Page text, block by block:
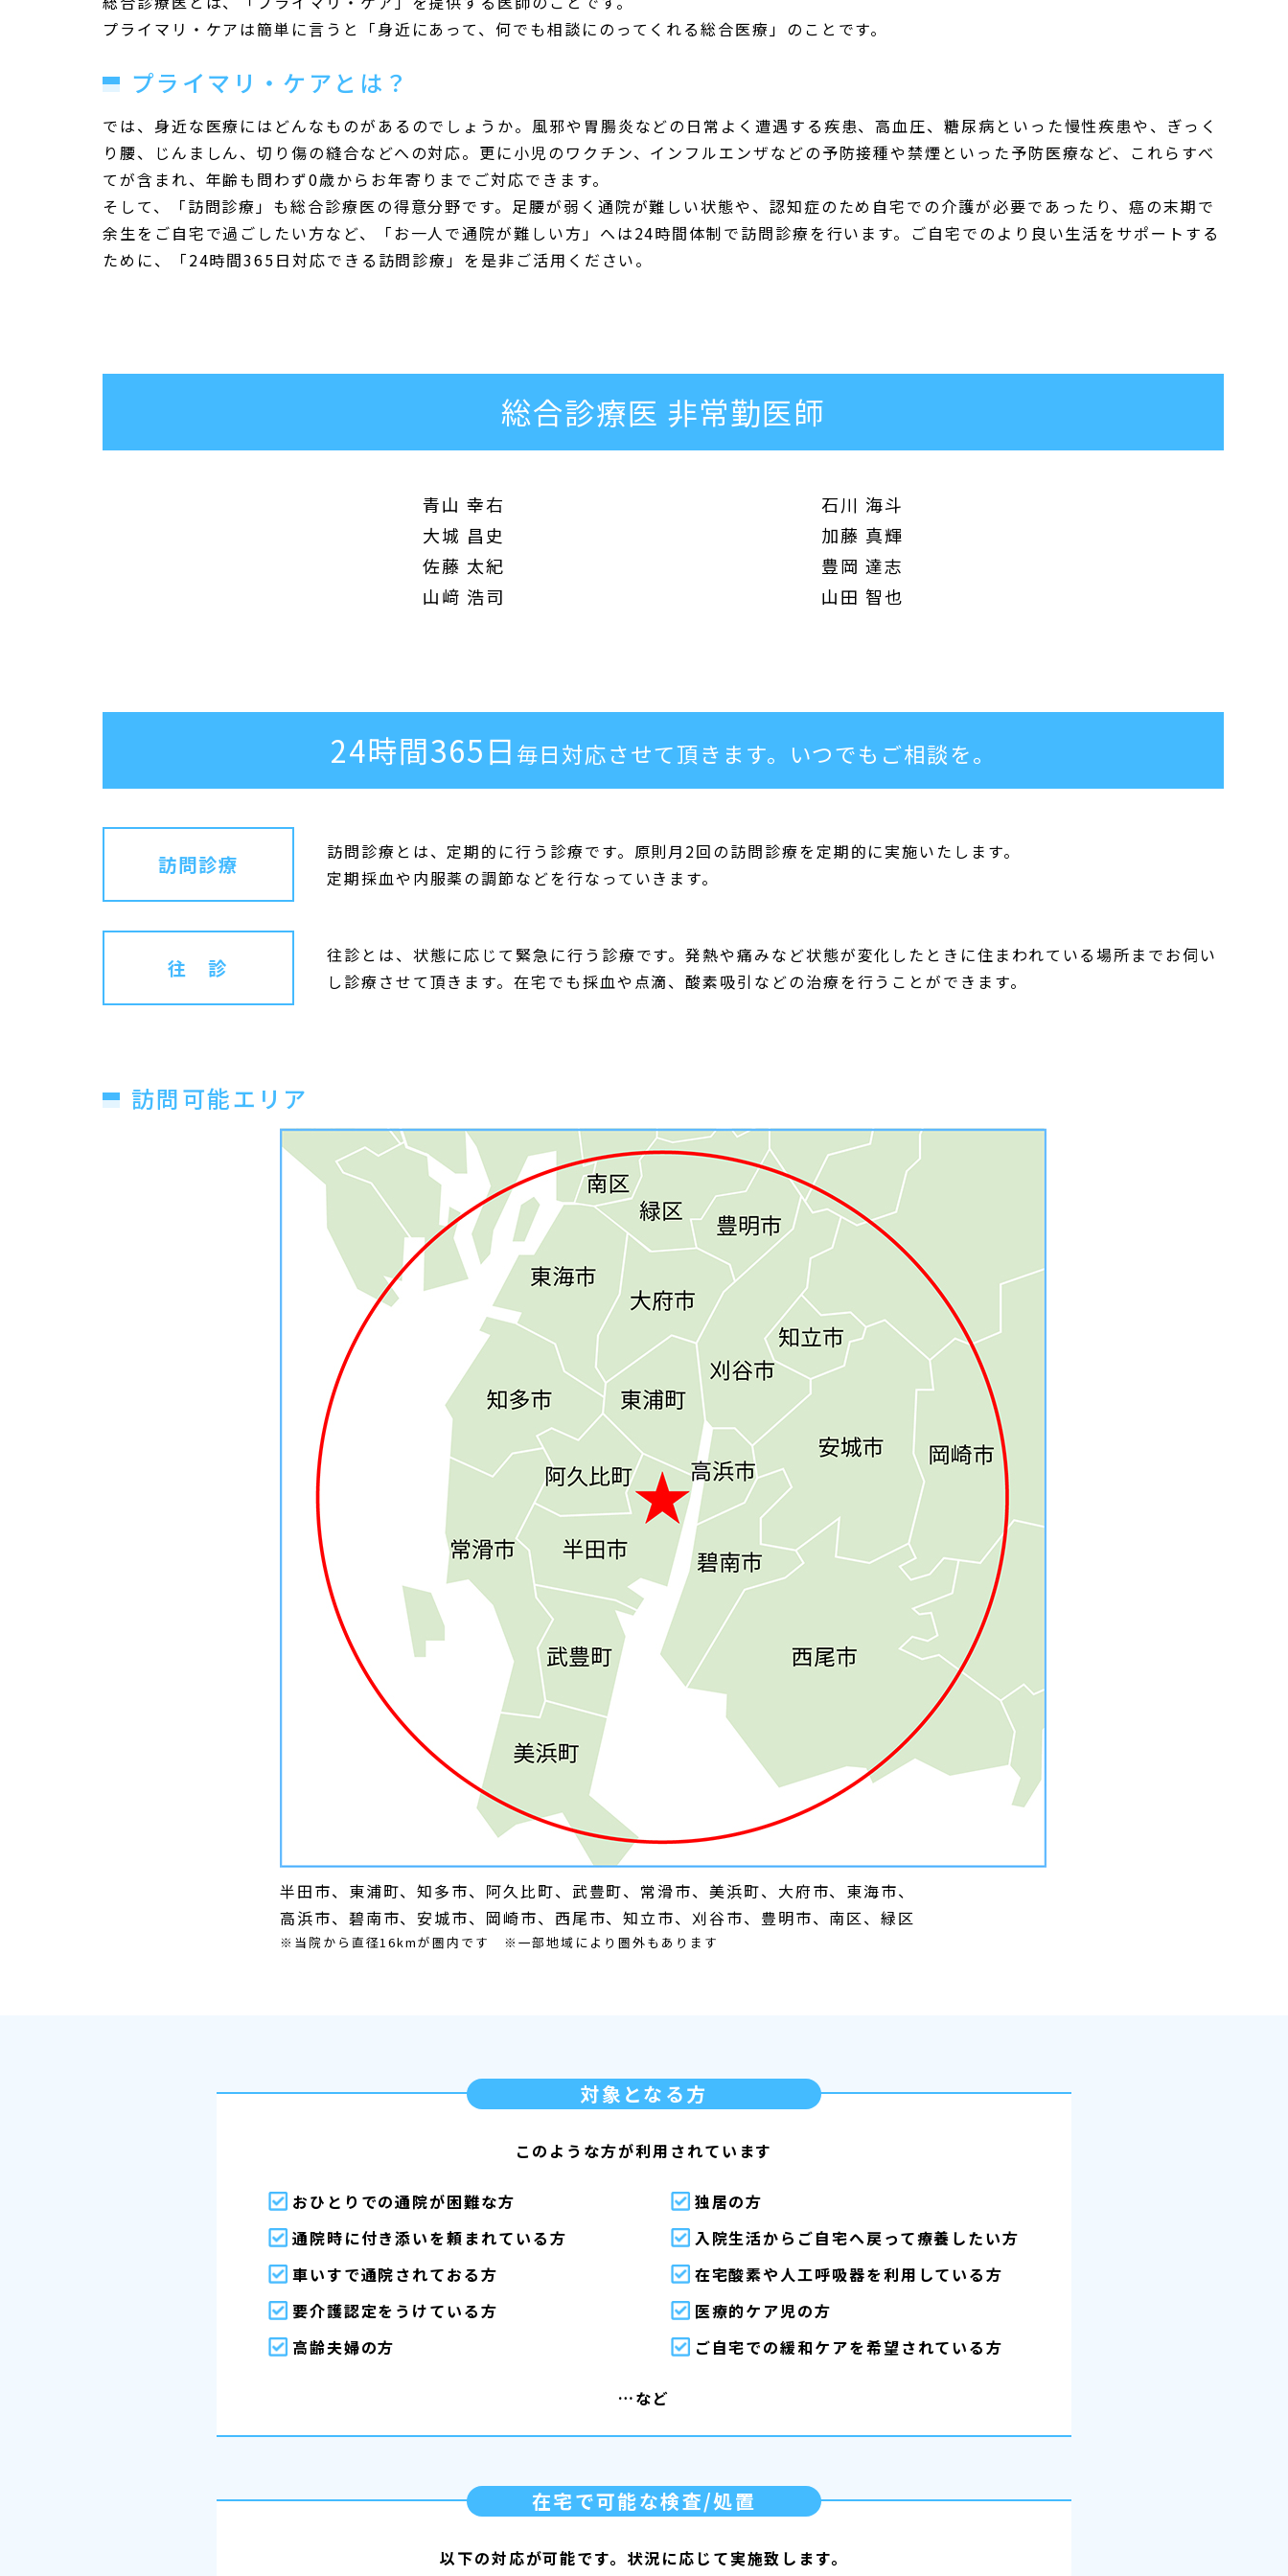
プライマリ・ケアは簡単に言うと「身近にあって、何でも相談にのってくれる総合医療」のことです。
プライマリ・ケアとは？
では、身近な医療にはどんなものがあるのでしょうか。風邪や胃腸炎などの日常よく遭遇する疾患、高血圧、糖尿病といった慢性疾患や、ぎっく
り腰、じんましん、切り傷の縫合などへの対応。更に小児のワクチン、インフルエンザなどの予防接種や禁煙といった予防医療など、これらすべ
てが含まれ、年齢も問わず0歳からお年寄りまでご対応できます。
そして、「訪問診療」も総合診療医の得意分野です。足腰が弱く通院が難しい状態や、認知症のため自宅での介護が必要であったり、癌の末期で
余生をご自宅で過ごしたい方など、「お一人で通院が難しい方」へは24時間体制で訪問診療を行います。ご自宅でのより良い生活をサポートする
ために、「24時間365日対応できる訪問診療」を是非ご活用ください。
総合診療医 非常勤医師
青山 幸右
石川 海斗
大城 昌史
加藤 真輝
佐藤 太紀
豊岡 達志
山﨑 浩司
山田 智也
24時間365日 毎日対応させて頂きます。 いつでもご相談を。
訪問診療
訪問診療とは、定期的に行う診療です。原則月2回の訪問診療を定期的に実施いたします。
定期採血や内服薬の調節などを行なっていきます。
往 診
往診とは、状態に応じて緊急に行う診療です。発熱や痛みなど状態が変化したときに住まわれている場所までお伺い
し診療させて頂きます。在宅でも採血や点滴、酸素吸引などの治療を行うことができます。
訪問可能エリア
半田市、東浦町、知多市、阿久比町、武豊町、常滑市、美浜町、大府市、東海市、
高浜市、碧南市、安城市、岡崎市、西尾市、知立市、刈谷市、豊明市、南区、緑区
※当院から直径16kmが圏内です ※一部地域により圏外もあります
対象となる方
このような方が利用されています
おひとりでの通院が困難な方
通院時に付き添いを頼まれている方
車いすで通院されておる方
要介護認定をうけている方
高齢夫婦の方
独居の方
入院生活からご自宅へ戻って療養したい方
在宅酸素や人工呼吸器を利用している方
医療的ケア児の方
ご自宅での緩和ケアを希望されている方
…など
在宅で可能な検査/処置
以下の対応が可能です。 状況に応じて実施致します。